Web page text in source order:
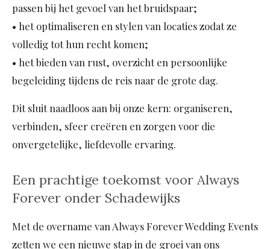
passen bij het gevoel van het bruidspaar;
• het optimaliseren en stylen van locaties zodat ze
volledig tot hun recht komen;
• het bieden van rust, overzicht en persoonlijke
begeleiding tijdens de reis naar de grote dag.
Dit sluit naadloos aan bij onze kern: organiseren,
verbinden, sfeer creëren en zorgen voor die
onvergetelijke, liefdevolle ervaring.
Een prachtige toekomst voor Always
Forever onder Schadewijks
Met de overname van Always Forever Wedding Events
zetten we een nieuwe stap in de groei van ons